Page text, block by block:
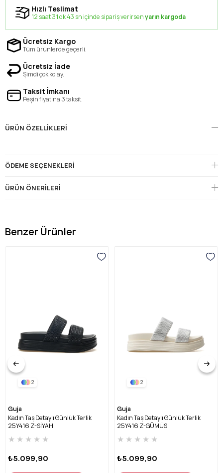
Hızlı Teslimat
12 saat 31 dk 42 sn içinde sipariş verirsenyarın kargoda
Ücretsiz Kargo
Tüm ürünlerde geçerli.
Ücretsiz İade
Şimdi çok kolay.
Taksit İmkanı
Peşin fiyatına 3 taksit.
ÜRÜN ÖZELLIKLERI
ÖDEME SEÇENEKLERI
ÜRÜN ÖNERILERI
Benzer Ürünler
2
Guja
Kadın Taş Detaylı Günlük Terlik
25Y416 Z-SİYAH
★ ★ ★ ★ ★
₺5.099,90
2
Guja
Kadın Taş Detaylı Günlük Terlik
25Y416 Z-GÜMÜŞ
★ ★ ★ ★ ★
₺5.099,90